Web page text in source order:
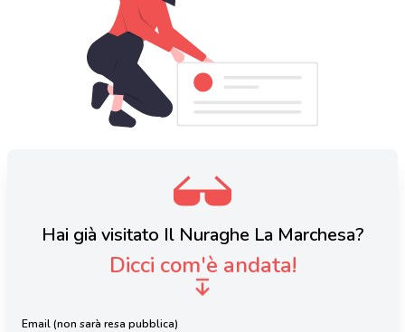
Hai già visitato Il Nuraghe La Marchesa?
Dicci com'è andata!
Email (non sarà resa pubblica)